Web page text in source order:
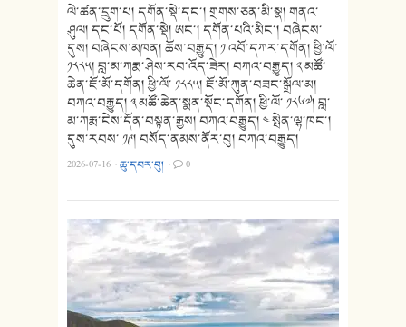
ལེ་ཚན་དྲུག་པ། དགོན་སྡེ་དང་། གྲགས་ཅན་མི་སྣ། གནའ་
ཤུལ། དང་པོ། དགོན་སྡེ། ཨང་། དགོན་པའི་མིང་། བཞེངས་
དུས། བཞེངས་མཁན། ཆོས་བརྒྱུད། ༡ འབོ་དཀར་དགོན། ཕྱི་ལོ་
༡༨༨༥། བླ་མ་ཀརྨ་ཤེས་རབ་འོད་ཟེར། བཀའ་བརྒྱུད། ༢ མཚོ་
ཆེན་ཇོ་མོ་དགོན། ཕྱི་ལོ་ ༡༨༨༥། ཇོ་མོ་ཀུན་བཟང་སྒྲོལ་མ།
བཀའ་བརྒྱུད། ༣ མཚོ་ཆེན་སྨན་སྡོང་དགོན། ཕྱི་ལོ་ ༡༨༦༧། བླ་
མ་ཀརྨ་ངེས་དོན་བསྟན་རྒྱས། བཀའ་བརྒྱུད། ༤ སྤེན་ལྷ་ཁང་།
དུས་རབས་ ༡༩། བསོད་ནམས་ནོར་བུ། བཀའ་བརྒྱུད།
2026-07-16 ·ཆུ་དབར་བུ། · 0